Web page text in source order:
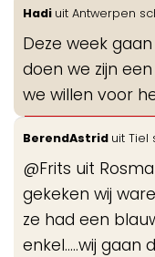
Hadi uit Antwerpen
Deze week
doen we zijn
we willen voor
BerendAstrid uit Tiel
@Frits uit
gekeken wij
ze had een
enkel.....wij gaan